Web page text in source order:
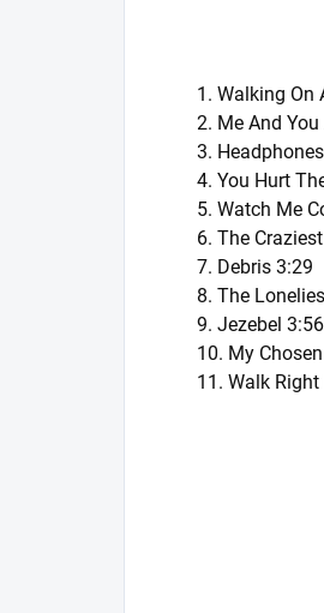
1. Walking On
2. Me And
3.
4. You Hurt
5. Watch Me
6. The
7. Debris 3:29
8. The
9. Jezebel 3:56
10. My
11. Walk Right